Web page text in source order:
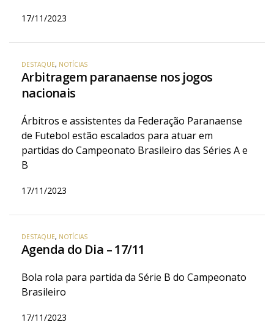
17/11/2023
DESTAQUE, NOTÍCIAS
Arbitragem paranaense nos jogos
nacionais
Árbitros e assistentes da Federação Paranaense
de Futebol estão escalados para atuar em
partidas do Campeonato Brasileiro das Séries A e
B
17/11/2023
DESTAQUE, NOTÍCIAS
Agenda do Dia – 17/11
Bola rola para partida da Série B do Campeonato
Brasileiro
17/11/2023